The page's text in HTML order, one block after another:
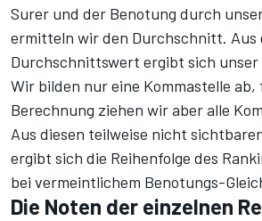
Surer und der Benotung durch
ermitteln wir den Durchschnitt. Aus
Durchschnittswert ergibt sich unser
Wir bilden nur eine Kommastelle ab,
Berechnung ziehen wir aber alle
Aus diesen teilweise nicht
ergibt sich die Reihenfolge des
bei vermeintlichem Benotungs-
Die Noten der einzelnen